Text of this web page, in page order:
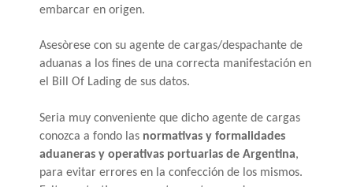
embarcar en origen.
Asesòrese con su agente de cargas/despachante de
aduanas a los fines de una correcta manifestación en
el Bill Of Lading de sus datos.
Seria muy conveniente que dicho agente de cargas
conozca a fondo las normativas y formalidades
aduaneras y operativas portuarias de Argentina,
para evitar errores en la confección de los mismos.